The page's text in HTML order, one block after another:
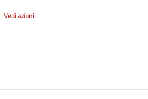
Vedi azioni